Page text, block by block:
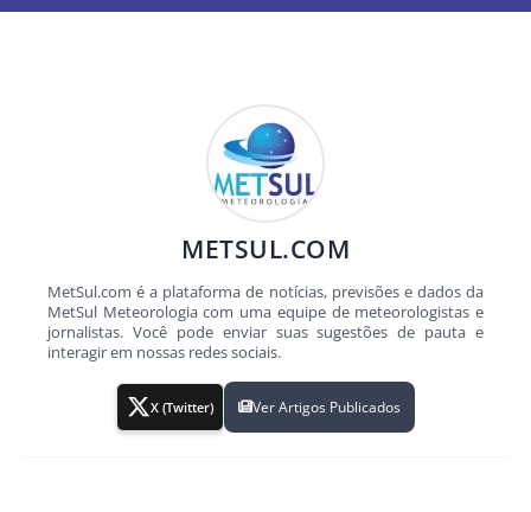
METSUL.COM
MetSul.com é a plataforma de notícias, previsões e dados da
MetSul Meteorologia com uma equipe de meteorologistas e
jornalistas. Você pode enviar suas sugestões de pauta e
interagir em nossas redes sociais.
X (Twitter) Ver Artigos Publicados